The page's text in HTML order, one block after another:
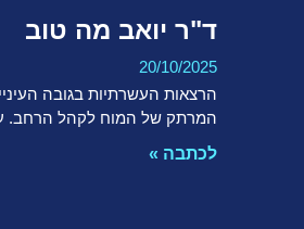
ד"ר יואב מה טוב
20/10/2025
הרצאות העשרתיות בגובה
המרתק של המוח לקהל הרחב.
לכתבה »